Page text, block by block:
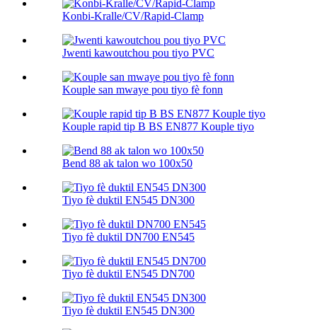
Konbi-Kralle/CV/Rapid-Clamp
Jwenti kawoutchou pou tiyo PVC
Kouple san mwaye pou tiyo fè fonn
Kouple rapid tip B BS EN877 Kouple tiyo
Bend 88 ak talon wo 100х50
Tiyo fè duktil EN545 DN300
Tiyo fè duktil DN700 EN545
Tiyo fè duktil EN545 DN700
Tiyo fè duktil EN545 DN300